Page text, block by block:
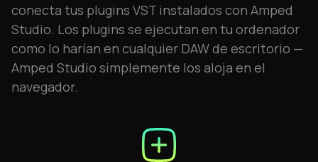
conecta tus plugins VST instalados con Amped
Studio. Los plugins se ejecutan en tu ordenador
como lo harían en cualquier DAW de escritorio —
Amped Studio simplemente los aloja en el
navegador.